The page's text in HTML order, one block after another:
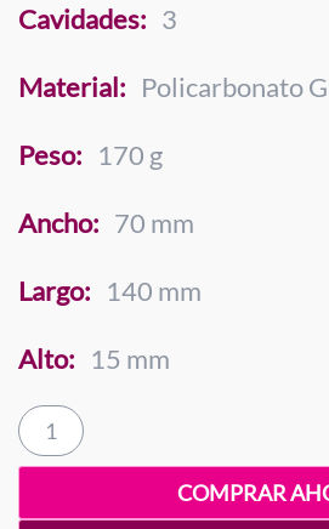
Cavidades: 3
Material: Policarbonato
Peso: 170 g
Ancho: 70 mm
Largo: 140 mm
Alto: 15 mm
De
Mesa
Caña
COMPRAR